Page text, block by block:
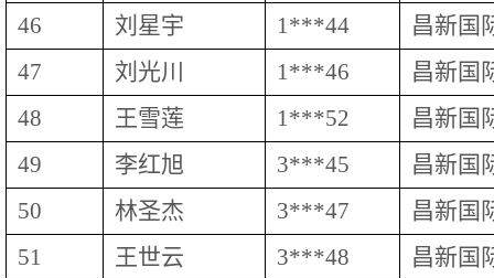
46
刘星宇 1***44
昌新国
47
刘光川 1***46
昌新国
48
王雪莲 1***52
昌新国
49
李红旭 3***45
昌新国
50
林圣杰 3***47
昌新国
51
王世云 3***48
昌新国